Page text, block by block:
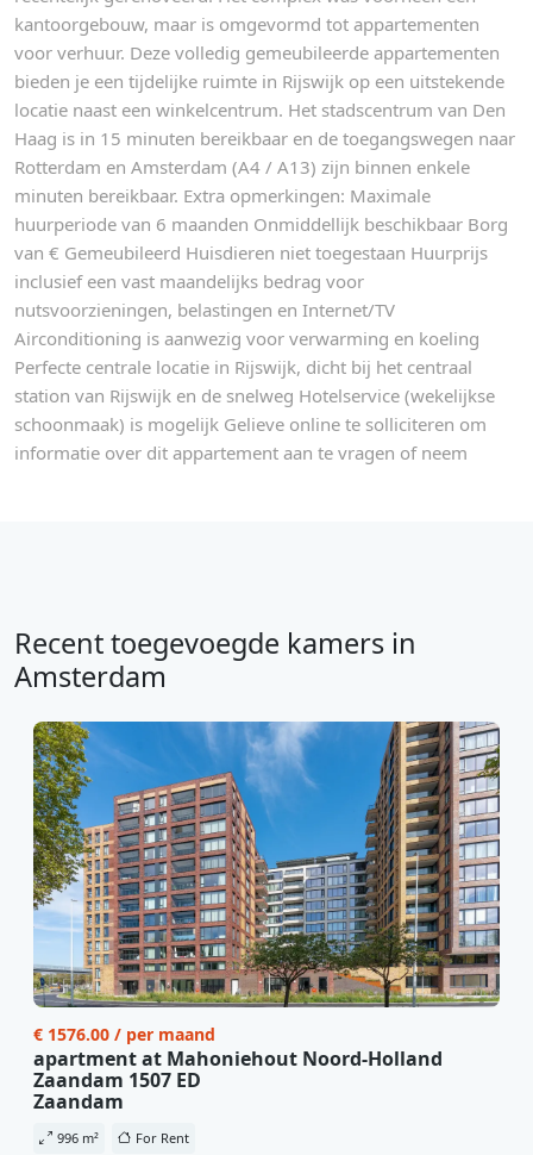
kantoorgebouw, maar is omgevormd tot appartementen
voor verhuur. Deze volledig gemeubileerde appartementen
bieden je een tijdelijke ruimte in Rijswijk op een uitstekende
locatie naast een winkelcentrum. Het stadscentrum van Den
Haag is in 15 minuten bereikbaar en de toegangswegen naar
Rotterdam en Amsterdam (A4 / A13) zijn binnen enkele
minuten bereikbaar. Extra opmerkingen: Maximale
huurperiode van 6 maanden Onmiddellijk beschikbaar Borg
van € Gemeubileerd Huisdieren niet toegestaan Huurprijs
inclusief een vast maandelijks bedrag voor
nutsvoorzieningen, belastingen en Internet/TV
Airconditioning is aanwezig voor verwarming en koeling
Perfecte centrale locatie in Rijswijk, dicht bij het centraal
station van Rijswijk en de snelweg Hotelservice (wekelijkse
schoonmaak) is mogelijk Gelieve online te solliciteren om
informatie over dit appartement aan te vragen of neem
Recent toegevoegde kamers in
Amsterdam
€ 1576.00 / per maand
apartment at Mahoniehout Noord-Holland
Zaandam 1507 ED
Zaandam
996 m² For Rent